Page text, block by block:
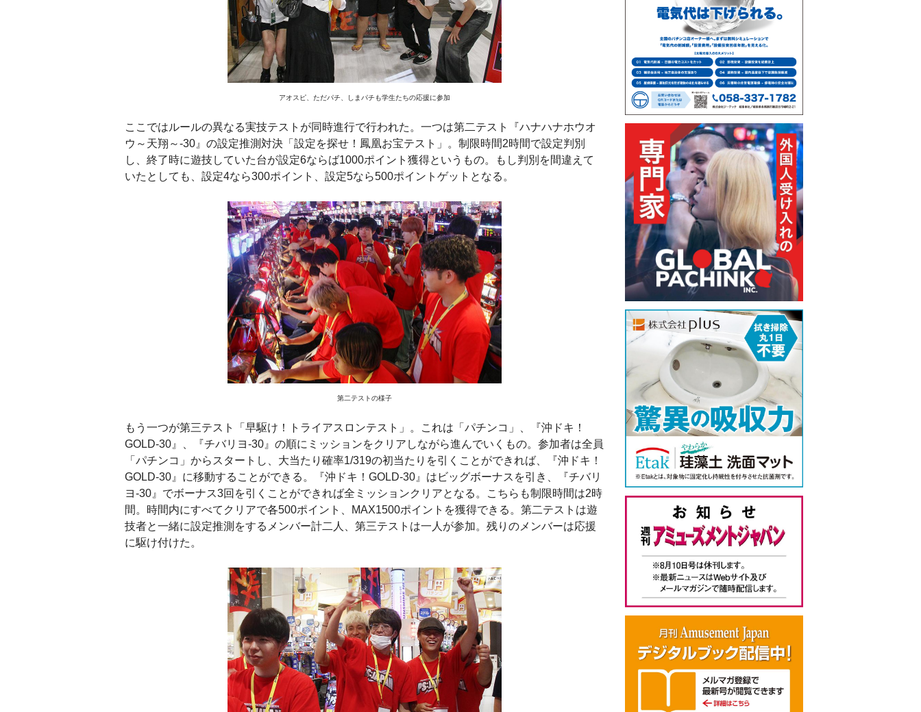
アオスピ、ただパチ、しまパチも学生たちの応援に参加
ここではルールの異なる実技テストが同時進行で行われた。一つは第二テスト『ハナハナホウオ
ウ～天翔～-30』の設定推測対決「設定を探せ！鳳凰お宝テスト」。制限時間2時間で設定判別
し、終了時に遊技していた台が設定6ならば1000ポイント獲得というもの。もし判別を間違えて
いたとしても、設定4なら300ポイント、設定5なら500ポイントゲットとなる。
第二テストの様子
もう一つが第三テスト「早駆け！トライアスロンテスト」。これは「パチンコ」、『沖ドキ！
GOLD-30』、『チバリヨ-30』の順にミッションをクリアしながら進んでいくもの。参加者は全員
「パチンコ」からスタートし、大当たり確率1/319の初当たりを引くことができれば、『沖ドキ！
GOLD-30』に移動することができる。『沖ドキ！GOLD-30』はビッグボーナスを引き、『チバリ
ヨ-30』でボーナス3回を引くことができれば全ミッションクリアとなる。こちらも制限時間は2時
間。時間内にすべてクリアで各500ポイント、MAX1500ポイントを獲得できる。第二テストは遊
技者と一緒に設定推測をするメンバー計二人、第三テストは一人が参加。残りのメンバーは応援
に駆け付けた。